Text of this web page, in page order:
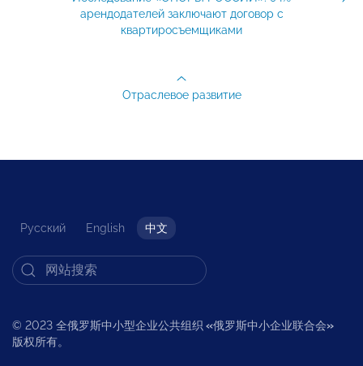
арендодателей заключают договор с
квартиросъемщиками
Отраслевое развитие
Русский English 中文
© 2023 全俄罗斯中小型企业公共组织 «俄罗斯中小企业联合会»
版权所有。